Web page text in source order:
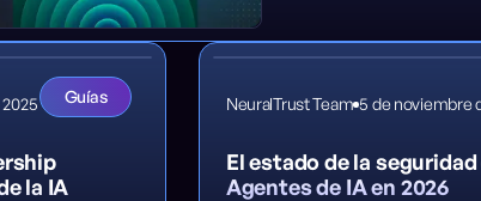
Guías
la IA
NeuralTrust Team 5 de noviembre
El estado de la
Agentes de IA en 2026